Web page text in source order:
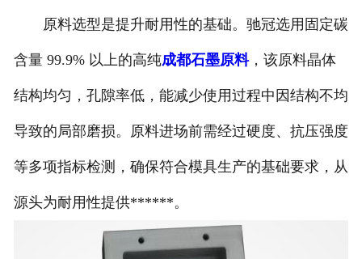
原料选型是提升耐用性的基础。驰冠选用固定碳
含量 99.9% 以上的高纯成都石墨原料，该原料晶体
结构均匀，孔隙率低，能减少使用过程中因结构不均
导致的局部磨损。原料进场前需经过硬度、抗压强度
等多项指标检测，确保符合模具生产的基础要求，从
源头为耐用性提供******。